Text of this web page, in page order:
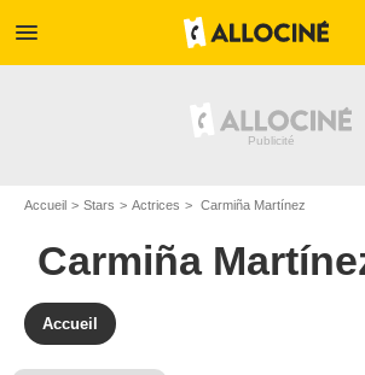
menu
Accueil Stars Actrices Carmiña Martínez
Carmiña
Accueil